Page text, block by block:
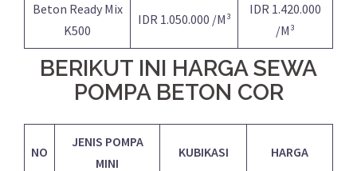
Beton Ready Mix
K500
IDR 1.050.000 /M³
IDR 1.420.000
/M³
BERIKUT INI HARGA SEWA
POMPA BETON COR
NO
JENIS POMPA
MINI
KUBIKASI HARGA